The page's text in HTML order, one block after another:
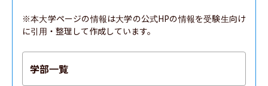
※本大学ページの情報は大学の公式HPの情報を受験生向け
に引用・整理して作成しています。
学部一覧